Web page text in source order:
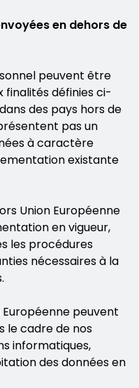
en dehors de
peuvent être
finalités définies ci-
des pays hors de
pas un
à caractère
existante
Union Européenne
en vigueur,
les procédures
nécessaires à la
peuvent
le cadre de nos
informatiques,
des données en